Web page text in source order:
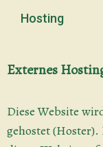
Hosting
Externes
Diese Website
gehostet (Hoster).